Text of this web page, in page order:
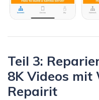
Teil 3:
8K Videos mit
Repairit